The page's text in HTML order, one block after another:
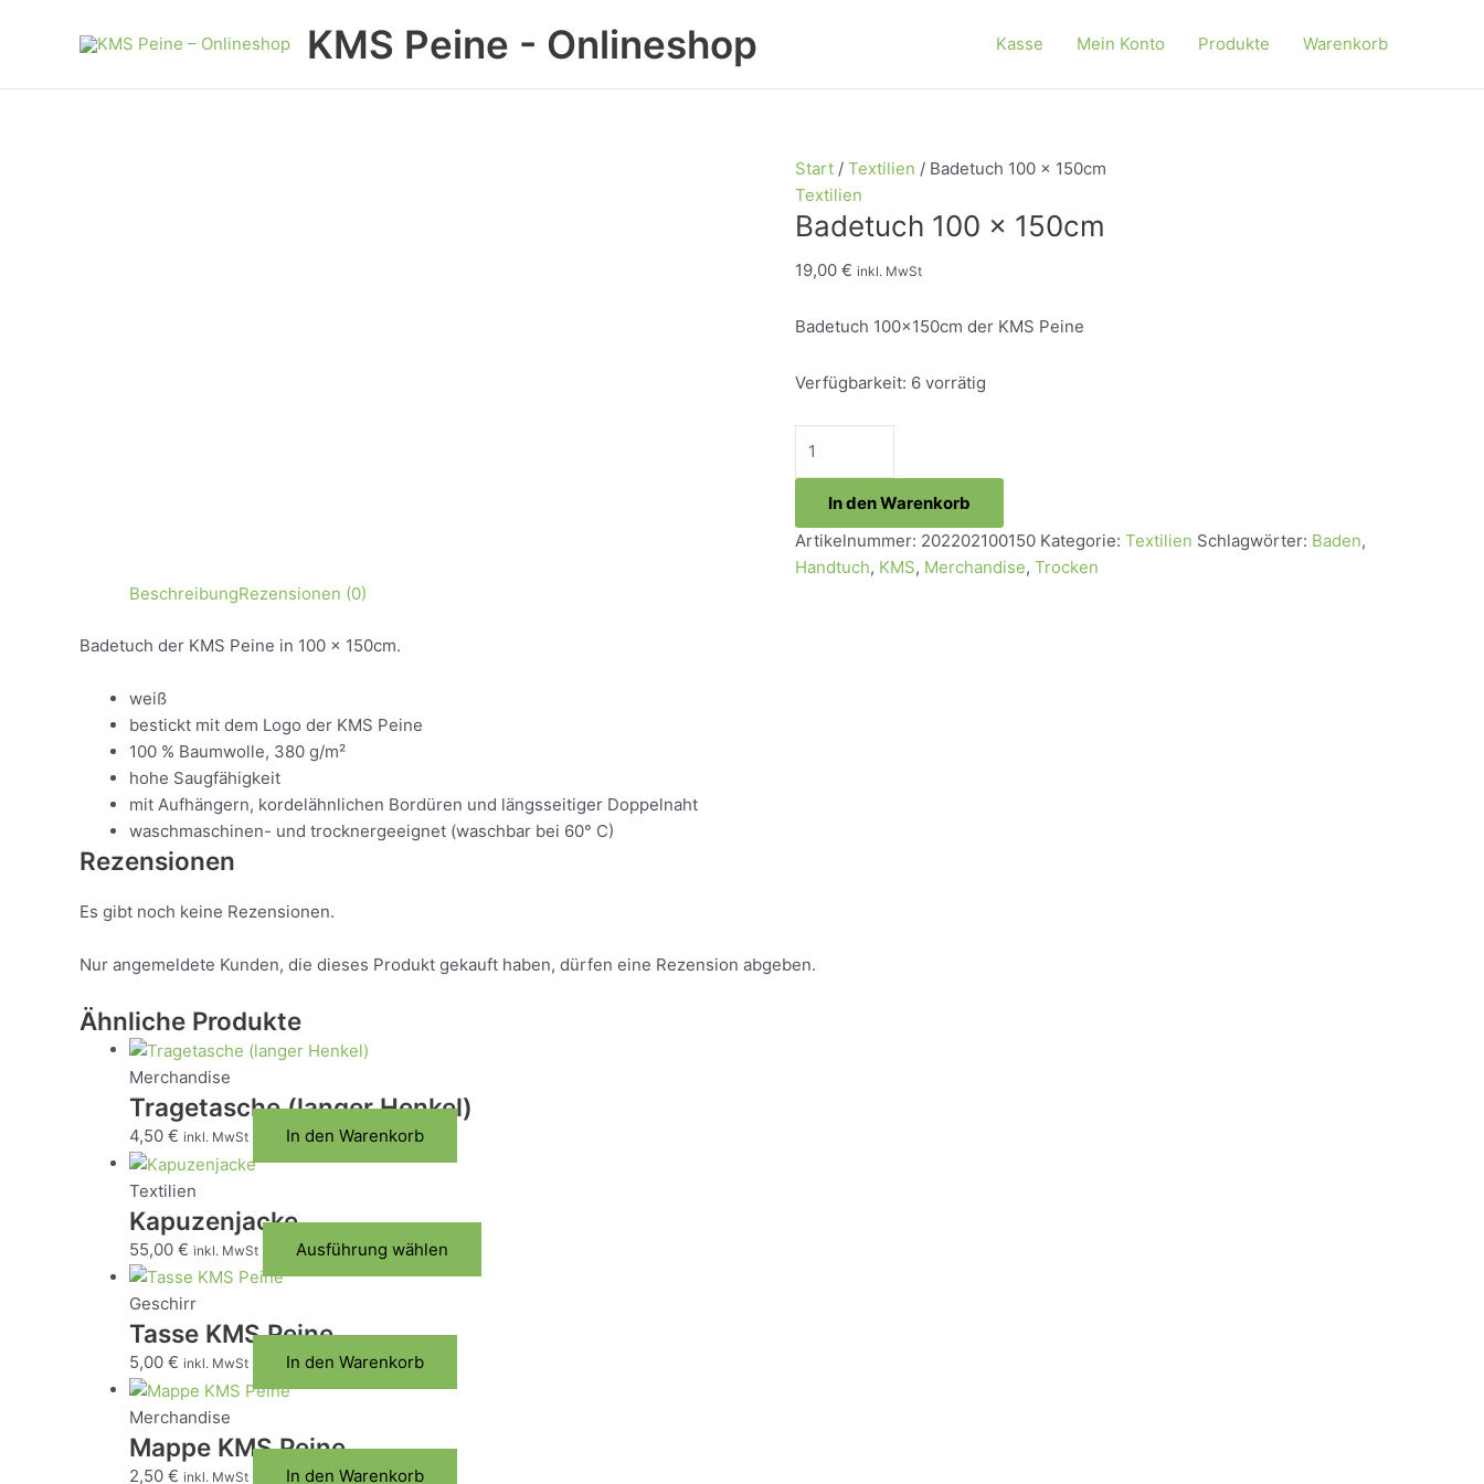
KMS Peine - Onlineshop Kasse Mein Konto Produkte Warenkorb
Start / Textilien / Badetuch 100 x 150cm
Textilien
Badetuch 100 x 150cm
19,00 € inkl. MwSt
Badetuch 100x150cm der KMS Peine
Verfügbarkeit: 6 vorrätig
100
150cm
Menge
In den Warenkorb
Artikelnummer: 202202100150 Kategorie: Textilien Schlagwörter: Baden,
Handtuch, KMS, Merchandise, Trocken
BeschreibungRezensionen (0)
Badetuch der KMS Peine in 100 x 150cm.
weiß
bestickt mit dem Logo der KMS Peine
100 % Baumwolle, 380 g/m²
hohe Saugfähigkeit
mit Aufhängern, kordelähnlichen Bordüren und längsseitiger Doppelnaht
waschmaschinen- und trocknergeeignet (waschbar bei 60° C)
Rezensionen
Es gibt noch keine Rezensionen.
Nur angemeldete Kunden, die dieses Produkt gekauft haben, dürfen eine Rezension abgeben.
Ähnliche Produkte
Merchandise
Tragetasche (langer Henkel)
4,50 € inkl. MwSt In den Warenkorb
Textilien
Kapuzenjacke
55,00 € inkl. MwSt Ausführung wählen
Produkt
Geschirr
Tasse KMS Peine
5,00 € inkl. MwSt In den Warenkorb
Merchandise
Mappe KMS Peine
2,50 € inkl. MwSt In den Warenkorb